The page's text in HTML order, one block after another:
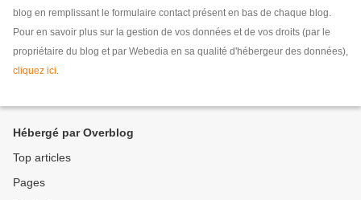
blog en remplissant le formulaire contact présent en bas de chaque blog.
Pour en savoir plus sur la gestion de vos données et de vos droits (par le
propriétaire du blog et par Webedia en sa qualité d'hébergeur des données),
cliquez ici.
Hébergé par Overblog
Top articles
Pages